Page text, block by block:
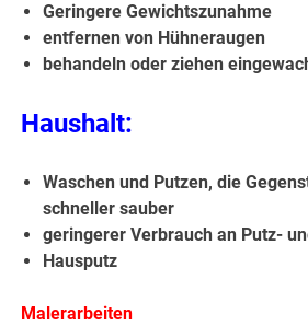
Geringere Gewichtszunahme
entfernen von Hühneraugen
behandeln oder ziehen
Haushalt:
Waschen und Putzen, die
schneller sauber
geringerer Verbrauch an Putz-
Hausputz
Malerarbeiten